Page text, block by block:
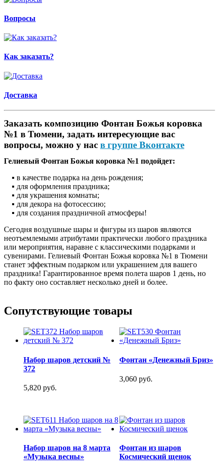
Вопросы
Как заказать?
Доставка
Заказать композицию Фонтан Божья коровка
№1 в Тюмени, задать интересующие вас
вопросы, можно у нас в группе Вконтакте
Гелиевый Фонтан Божья коровка №1 подойдет:
▪ в качестве подарка на день рождения;
▪ для оформления праздника;
▪ для украшения комнаты;
▪ для декора на фотосессию;
▪ для создания праздничной атмосферы!
Сегодня воздушные шары и фигуры из шаров являются
неотъемлемыми атрибутами практически любого праздника
или мероприятия, наравне с классическими подарками и
сувенирами. Гелиевый Фонтан Божья коровка №1 в Тюмени
станет эффектным подарком или украшением для вашего
праздника! Гарантированное время полета шаров 1 день, но
по факту оно составляет несколько дней и более.
Сопутствующие товары
Набор шаров детский №
372
5,820 руб.
Фонтан «Денежный Бриз»
3,060 руб.
Набор шаров на 8 марта
«Музыка весны»
Фонтан из шаров
Космический щенок